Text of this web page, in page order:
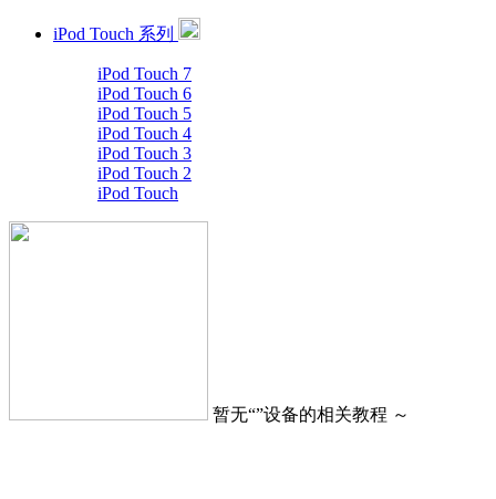
iPod Touch 系列
iPod Touch 7
iPod Touch 6
iPod Touch 5
iPod Touch 4
iPod Touch 3
iPod Touch 2
iPod Touch
暂无“”设备的相关教程 ～